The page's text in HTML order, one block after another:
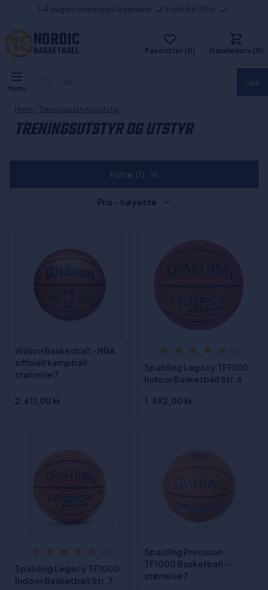
1-4 dagers levering på lagervarer Frakt fra 139 kr
NORDIC
BASKETBALL Favoritter (0) Handlekurv (0)
Menu
Hjem / Treningsutstyrogutstyr
TRENINGSUTSTYR OG UTSTYR
Wilson Basketball - NBA
offisiell kampball
størrelse 7
2.611,00 kr
Spalding Legacy TF1000
Indoor Basketball Str. 6
1.492,00 kr
Spalding Legacy TF1000
Indoor Basketball Str. 7
Spalding Precision
TF1000 Basketball -
størrelse 7
Pris - høyeste